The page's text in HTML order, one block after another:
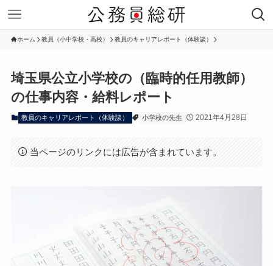
ホーム 教員（小中学校・高校） 教員のキャリアレポート（体験談）
埼玉県公立小学校の（臨時的任用教師）
の仕事内容・給料レポート
教員のキャリアレポート（体験談） 小学校の先生 2021年4月28日
当ページのリンクには広告が含まれています。